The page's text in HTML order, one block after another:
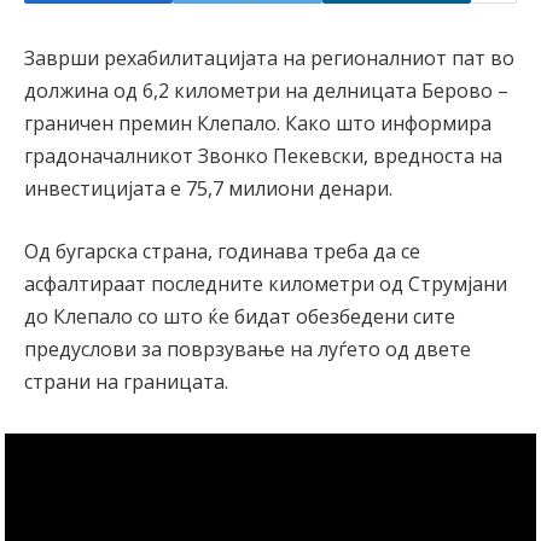
Заврши рехабилитацијата на регионалниот пат во
должина од 6,2 километри на делницата Берово –
граничен премин Клепало. Како што информира
градоначалникот Звонко Пекевски, вредноста на
инвестицијата е 75,7 милиони денари.
Од бугарска страна, годинава треба да се
асфалтираат последните километри од Струмјани
до Клепало со што ќе бидат обезбедени сите
предуслови за поврзување на луѓето од двете
страни на границата.